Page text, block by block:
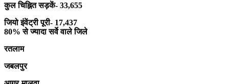
कुल चिह्नित सड़कें- 33,655
जियो इंवेंट्री पूरी- 17,437
80% से ज्यादा सर्वे वाले जिले
रतलाम
जबलपुर